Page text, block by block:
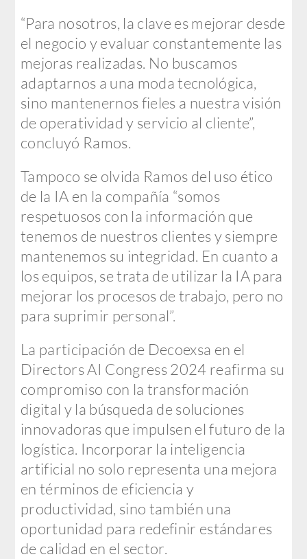
“Para nosotros, la clave es mejorar desde
el negocio y evaluar constantemente las
mejoras realizadas. No buscamos
adaptarnos a una moda tecnológica,
sino mantenernos fieles a nuestra visión
de operatividad y servicio al cliente”,
concluyó Ramos.
Tampoco se olvida Ramos del uso ético
de la IA en la compañía “somos
respetuosos con la información que
tenemos de nuestros clientes y siempre
mantenemos su integridad. En cuanto a
los equipos, se trata de utilizar la IA para
mejorar los procesos de trabajo, pero no
para suprimir personal”.
La participación de Decoexsa en el
Directors AI Congress 2024 reafirma su
compromiso con la transformación
digital y la búsqueda de soluciones
innovadoras que impulsen el futuro de la
logística. Incorporar la inteligencia
artificial no solo representa una mejora
en términos de eficiencia y
productividad, sino también una
oportunidad para redefinir estándares
de calidad en el sector.